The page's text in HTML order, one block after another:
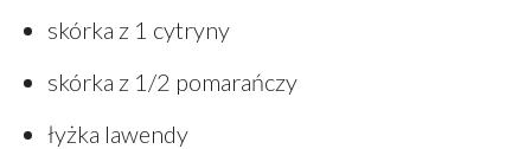
skórka z 1 cytryny
skórka z 1/2 pomarańczy
łyżka lawendy